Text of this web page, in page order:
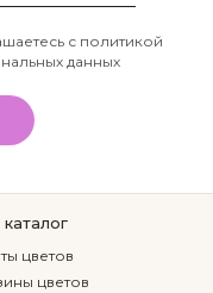
с политикой
данных
цветов
цветов